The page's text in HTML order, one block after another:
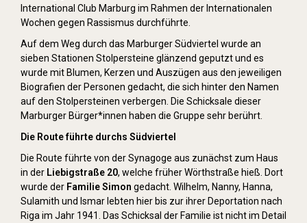
International Club Marburg im Rahmen der Internationalen
Wochen gegen Rassismus durchführte.
Auf dem Weg durch das Marburger Südviertel wurde an
sieben Stationen Stolpersteine glänzend geputzt und es
wurde mit Blumen, Kerzen und Auszügen aus den jeweiligen
Biografien der Personen gedacht, die sich hinter den Namen
auf den Stolpersteinen verbergen. Die Schicksale dieser
Marburger Bürger*innen haben die Gruppe sehr berührt.
Die Route führte durchs Südviertel
Die Route führte von der Synagoge aus zunächst zum Haus
in der Liebigstraße 20, welche früher Wörthstraße hieß. Dort
wurde der Familie Simon gedacht. Wilhelm, Nanny, Hanna,
Sulamith und Ismar lebten hier bis zur ihrer Deportation nach
Riga im Jahr 1941. Das Schicksal der Familie ist nicht im Detail